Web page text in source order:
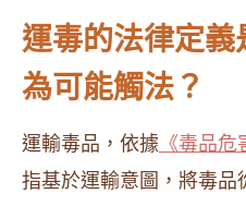
運毒的法律定
為可能觸法？
運輸毒品，依據 《毒品
指基於運輸意圖，將毒品